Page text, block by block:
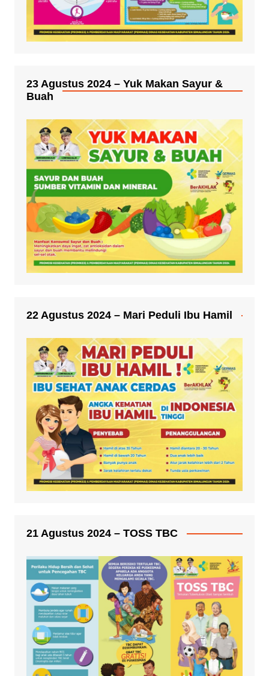
23 Agustus 2024 – Yuk Makan Sayur &
Buah
22 Agustus 2024 – Mari Peduli Ibu Hamil
21 Agustus 2024 – TOSS TBC